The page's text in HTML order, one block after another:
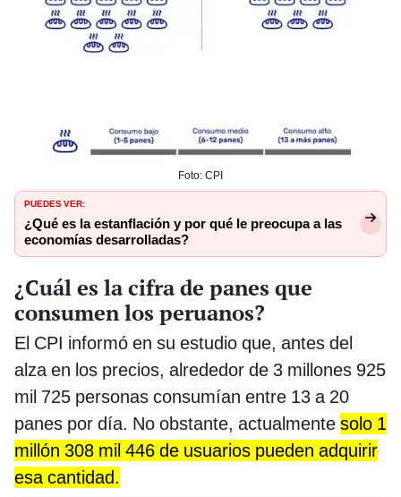
Foto: CPI
PUEDES VER:
¿Qué es la estanflación y por qué le preocupa a las
economías desarrolladas?
¿Cuál es la cifra de panes que
consumen los peruanos?
El CPI informó en su estudio que, antes del
alza en los precios, alrededor de 3 millones 925
mil 725 personas consumían entre 13 a 20
panes por día. No obstante, actualmente solo 1
millón 308 mil 446 de usuarios pueden adquirir
esa cantidad.